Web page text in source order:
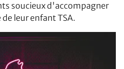
soucieux d'accompagner
leur enfant TSA.